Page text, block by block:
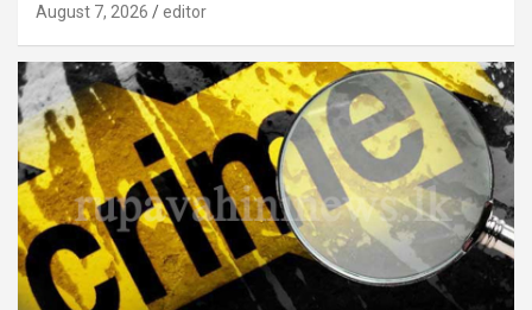
August 7, 2026 editor